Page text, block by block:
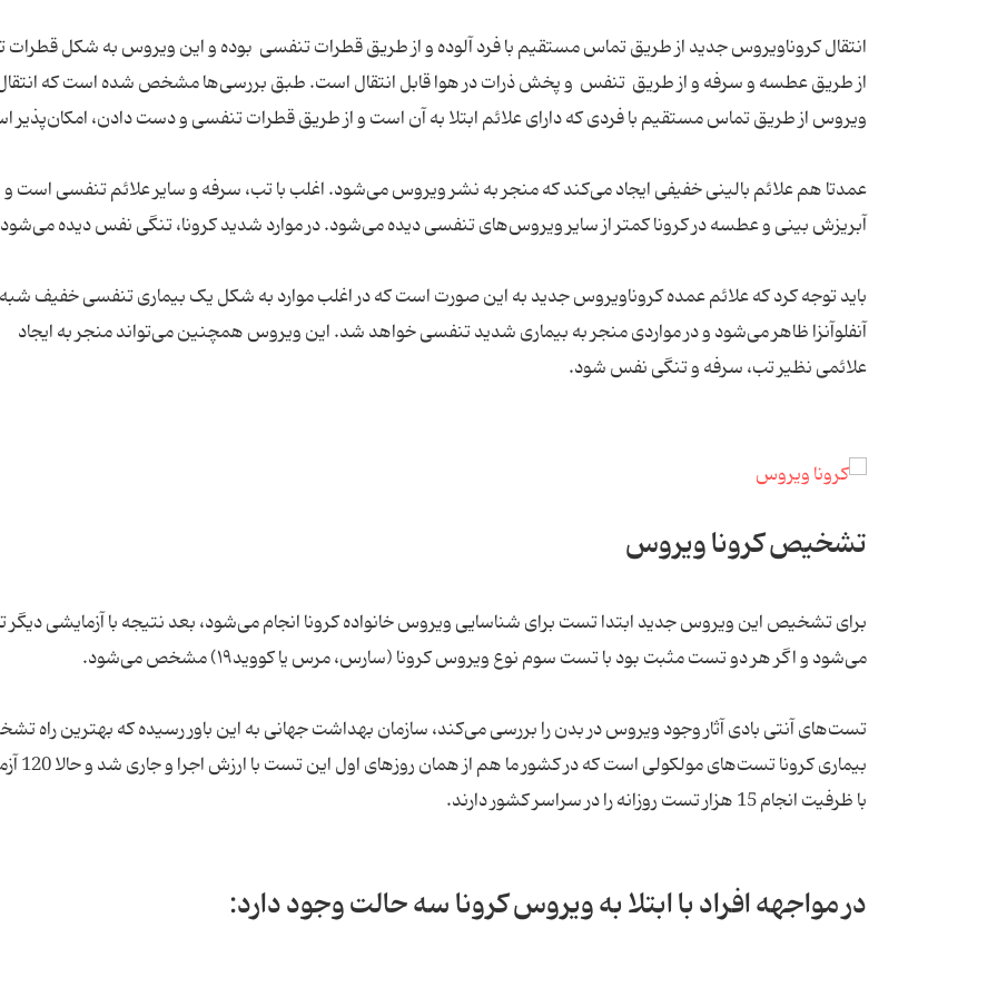
انتقال کروناویروس جدید از طریق تماس مستقیم با فرد آلوده و از طریق قطرات تنفسی بوده و این ویروس به شکل
از طریق عطسه و سرفه و از طریق تنفس و پخش ذرات در هوا قابل انتقال است. طبق بررسی‌ها مشخص شده است که
ویروس از طریق تماس مستقیم با فردی که دارای علائم ابتلا به آن است و از طریق قطرات تنفسی و دست دادن، امکان‌پذیر
عمدتا هم علائم بالینی خفیفی ایجاد می‌کند که منجر به نشر ویروس می‌شود. اغلب با تب، سرفه و سایر علائم تنفسی است و
آبریزش بینی و عطسه در کرونا کمتر از سایر ویروس‌های تنفسی دیده می‌شود. در موارد شدید کرونا، تنگی نفس دیده
باید توجه کرد که علائم عمده کروناویروس جدید به این صورت است که در اغلب موارد به شکل یک بیماری تنفسی خفیف شبه
آنفلوآنزا ظاهر می‌شود و در مواردی منجر به بیماری شدید تنفسی خواهد شد. این ویروس همچنین می‌تواند منجر به ایجاد
علائمی نظیر تب، سرفه و تنگی نفس شود.
تشخیص کرونا ویروس
برای تشخیص این ویروس جدید ابتدا تست برای شناسایی ویروس خانواده کرونا انجام می‌شود، بعد نتیجه با آزمایشی دیگر
می‌شود و اگر هر دو تست مثبت بود با تست سوم نوع ویروس کرونا (سارس، مرس یا کووید۱۹) مشخص می‌شود.
تست‌های آنتی بادی آثار وجود ویروس در بدن را بررسی می‌کند، سازمان بهداشت جهانی به این باور رسیده‌ که بهترین راه
بیماری کرونا تست‌های
با ظرفیت انجام 15 هزار تست روزانه را در سراسر کشور دارند.
در مواجهه افراد با ابتلا به ویروس کرونا سه حالت وجود دارد: